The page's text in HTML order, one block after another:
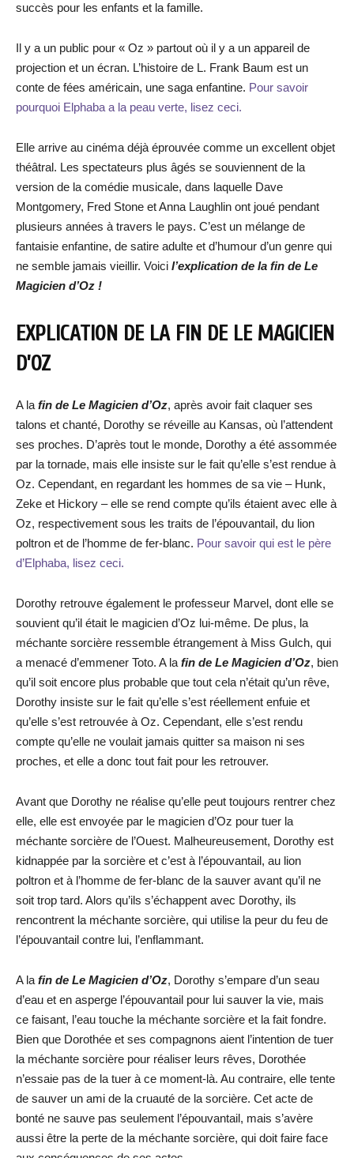
succès pour les enfants et la famille.
Il y a un public pour « Oz » partout où il y a un appareil de
projection et un écran. L’histoire de L. Frank Baum est un
conte de fées américain, une saga enfantine. Pour savoir
pourquoi Elphaba a la peau verte, lisez ceci.
Elle arrive au cinéma déjà éprouvée comme un excellent objet
théâtral. Les spectateurs plus âgés se souviennent de la
version de la comédie musicale, dans laquelle Dave
Montgomery, Fred Stone et Anna Laughlin ont joué pendant
plusieurs années à travers le pays. C’est un mélange de
fantaisie enfantine, de satire adulte et d’humour d’un genre qui
ne semble jamais vieillir. Voici l’explication de la fin de Le
Magicien d’Oz !
EXPLICATION DE LA FIN DE LE MAGICIEN
D’OZ
A la fin de Le Magicien d’Oz, après avoir fait claquer ses
talons et chanté, Dorothy se réveille au Kansas, où l’attendent
ses proches. D’après tout le monde, Dorothy a été assommée
par la tornade, mais elle insiste sur le fait qu’elle s’est rendue à
Oz. Cependant, en regardant les hommes de sa vie – Hunk,
Zeke et Hickory – elle se rend compte qu’ils étaient avec elle à
Oz, respectivement sous les traits de l’épouvantail, du lion
poltron et de l’homme de fer-blanc. Pour savoir qui est le père
d’Elphaba, lisez ceci.
Dorothy retrouve également le professeur Marvel, dont elle se
souvient qu’il était le magicien d’Oz lui-même. De plus, la
méchante sorcière ressemble étrangement à Miss Gulch, qui
a menacé d’emmener Toto. A la fin de Le Magicien d’Oz, bien
qu’il soit encore plus probable que tout cela n’était qu’un rêve,
Dorothy insiste sur le fait qu’elle s’est réellement enfuie et
qu’elle s’est retrouvée à Oz. Cependant, elle s’est rendu
compte qu’elle ne voulait jamais quitter sa maison ni ses
proches, et elle a donc tout fait pour les retrouver.
Avant que Dorothy ne réalise qu’elle peut toujours rentrer chez
elle, elle est envoyée par le magicien d’Oz pour tuer la
méchante sorcière de l’Ouest. Malheureusement, Dorothy est
kidnappée par la sorcière et c’est à l’épouvantail, au lion
poltron et à l’homme de fer-blanc de la sauver avant qu’il ne
soit trop tard. Alors qu’ils s’échappent avec Dorothy, ils
rencontrent la méchante sorcière, qui utilise la peur du feu de
l’épouvantail contre lui, l’enflammant.
A la fin de Le Magicien d’Oz, Dorothy s’empare d’un seau
d’eau et en asperge l’épouvantail pour lui sauver la vie, mais
ce faisant, l’eau touche la méchante sorcière et la fait fondre.
Bien que Dorothée et ses compagnons aient l’intention de tuer
la méchante sorcière pour réaliser leurs rêves, Dorothée
n’essaie pas de la tuer à ce moment-là. Au contraire, elle tente
de sauver un ami de la cruauté de la sorcière. Cet acte de
bonté ne sauve pas seulement l’épouvantail, mais s’avère
aussi être la perte de la méchante sorcière, qui doit faire face